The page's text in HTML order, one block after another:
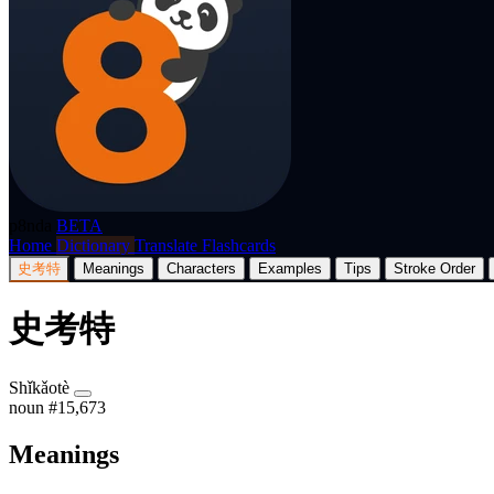
BETA
Home Dictionary Translate Flashcards
史考特 Meanings Characters Examples Tips Stroke Order
史考特
Shǐkǎotè
noun #15,673
Meanings